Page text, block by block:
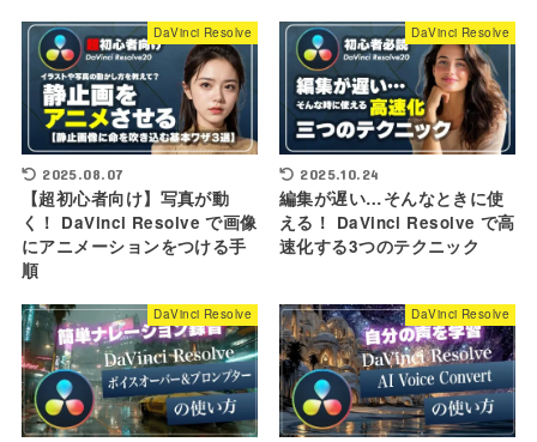
DaVinci Resolve
2025.08.07
【超初心者向け】写真が動
く！ DaVinci Resolve で画像
にアニメーションをつける手
順
DaVinci Resolve
2025.10.24
編集が遅い…そんなときに使
える！ DaVinci Resolve で高
速化する3つのテクニック
DaVinci Resolve DaVinci Resolve